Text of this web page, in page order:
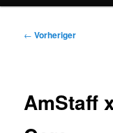
Beitragsnavigation
← Vorheriger
AmStaff